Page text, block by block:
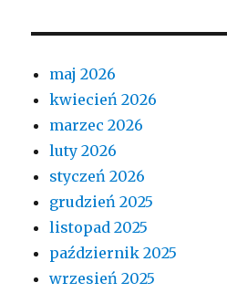
maj 2026
kwiecień 2026
marzec 2026
luty 2026
styczeń 2026
grudzień 2025
listopad 2025
październik 2025
wrzesień 2025